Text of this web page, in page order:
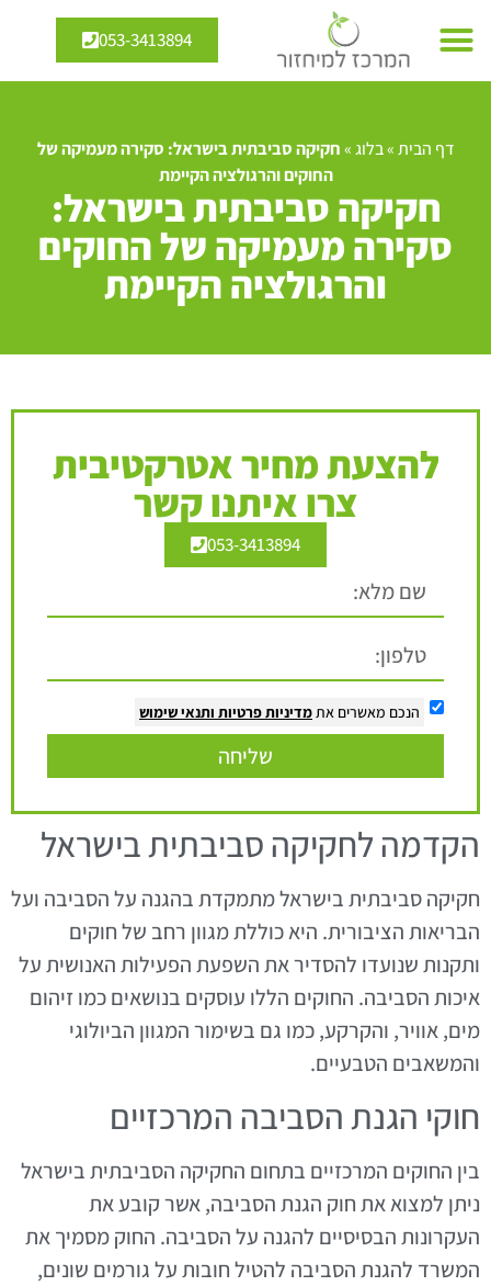
053-3413894
דף הבית»בלוג»חקיקה סביבתית בישראל: סקירה מעמיקה של
החוקים והרגולציה הקיימת
חקיקה סביבתית בישראל:
סקירה מעמיקה של החוקים
והרגולציה הקיימת
להצעת מחיר אטרקטיבית
צרו איתנו קשר
053-3413894
הנכם מאשרים את מדיניות פרטיות ותנאי שימוש
שליחה
הקדמה לחקיקה סביבתית בישראל
חקיקה סביבתית בישראל מתמקדת בהגנה על הסביבה ועל
הבריאות הציבורית. היא כוללת מגוון רחב של חוקים
ותקנות שנועדו להסדיר את השפעת הפעילות האנושית על
איכות הסביבה. החוקים הללו עוסקים בנושאים כמו זיהום
מים, אוויר, והקרקע, כמו גם בשימור המגוון הביולוגי
והמשאבים הטבעיים.
חוקי הגנת הסביבה המרכזיים
בין החוקים המרכזיים בתחום החקיקה הסביבתית בישראל
ניתן למצוא את חוק הגנת הסביבה, אשר קובע את
העקרונות הבסיסיים להגנה על הסביבה. החוק מסמיך את
המשרד להגנת הסביבה להטיל חובות על גורמים שונים,